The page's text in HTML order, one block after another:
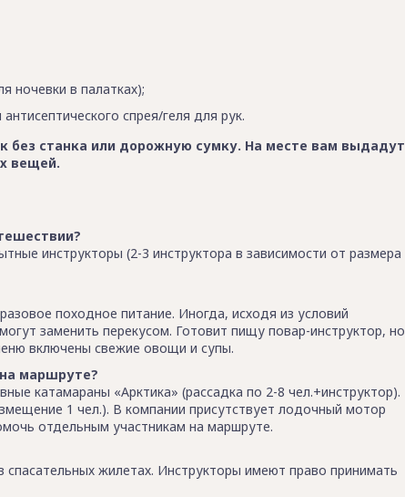
ночевки в палатках);
спрея/геля для рук.
без станка или дорожную сумку. На месте вам выдадут
вещей.
инструкторы (2-3 инструктора в зависимости от размера
походное питание. Иногда, исходя из условий
заменить перекусом. Готовит пищу повар-инструктор, но
включены свежие овощи и супы.
маршруте?
катамараны «Арктика» (рассадка по 2-8 чел.+инструктор).
1 чел.). В компании присутствует лодочный мотор
отдельным участникам на маршруте.
жилетах. Инструкторы имеют право принимать